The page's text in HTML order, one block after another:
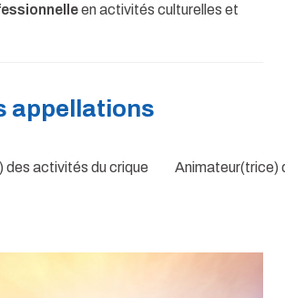
en activités culturelles et
appellations
des activités du crique Animateur(trice)